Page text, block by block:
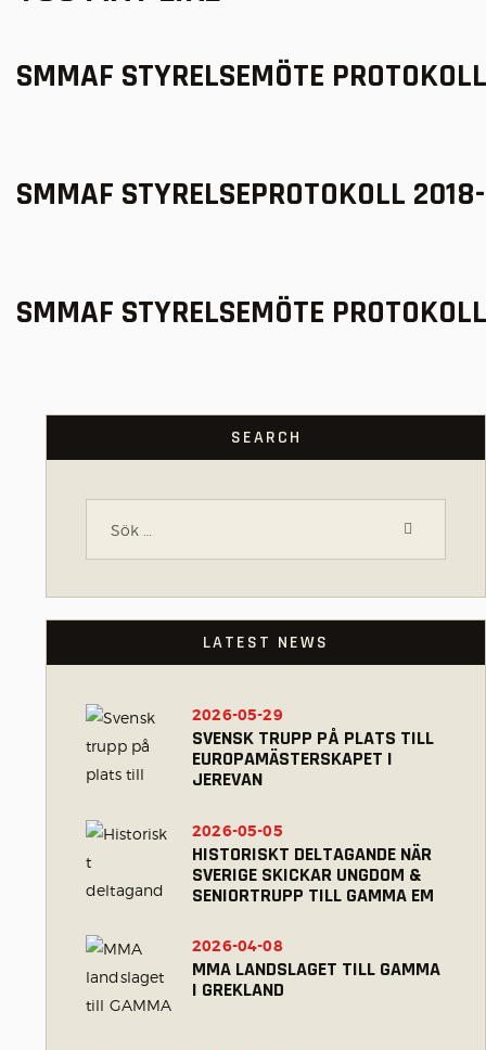
SMMAF STYRELSEMÖTE
SMMAF STYRELSEPROTOKOLL
SMMAF STYRELSEMÖTE
SEARCH
LATEST NEWS
SVENSK TRUPP PÅ PLATS TILL
EUROPAMÄSTERSKAPET I
JEREVAN
2026-05-29
HISTORISKT DELTAGANDE NÄR
SVERIGE SKICKAR UNGDOM &
SENIORTRUPP TILL GAMMA EM
2026-05-05
MMA LANDSLAGET TILL GAMMA
I GREKLAND
2026-04-08